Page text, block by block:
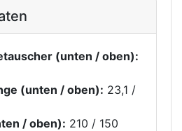
(unten / oben):
(unten / oben): 23,1 /
/ oben): 210 / 150